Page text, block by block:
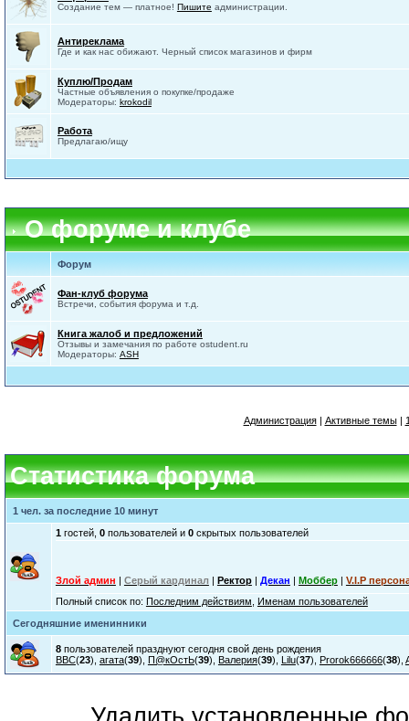
Создание тем — платное! Пишите администрации.
Антиреклама
Где и как нас обижают. Черный список магазинов и фирм
Куплю/Продам
Частные объявления о покупке/продаже
Модераторы: krokodil
Работа
Предлагаю/ищу
О форуме и клубе
Форум
Фан-клуб форума
Встречи, события форума и т.д.
Книга жалоб и предложений
Отзывы и замечания по работе ostudent.ru
Модераторы: ASH
Администрация| Активные темы|
Статистика форума
1 чел. за последние 10 минут
1гостей, 0пользователей и 0скрытых пользователей
Злой админ | Серый кардинал| Ректор| Декан | Моббер| V.I.P
Полный список по: Последним действиям Именам пользователей
Сегодняшние именинники
8пользователей празднуют сегодня свой день рождения
ВВС(23), агата(39), П@кОстЬ(39), Валерия(39), Lilu(37), Prorok666666(38),